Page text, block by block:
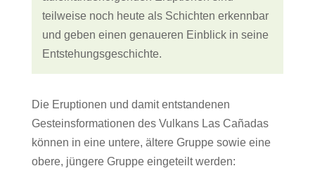
teilweise noch heute als Schichten erkennbar
und geben einen genaueren Einblick in seine
Entstehungsgeschichte.
Die Eruptionen und damit entstandenen
Gesteinsformationen des Vulkans Las Cañadas
können in eine untere, ältere Gruppe sowie eine
obere, jüngere Gruppe eingeteilt werden: